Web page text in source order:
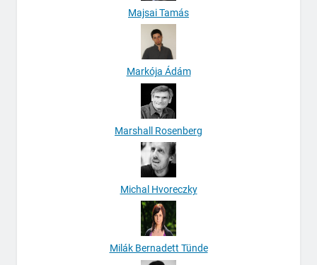
Majsai Tamás
Markója Ádám
Marshall Rosenberg
Michal Hvoreczky
Milák Bernadett Tünde